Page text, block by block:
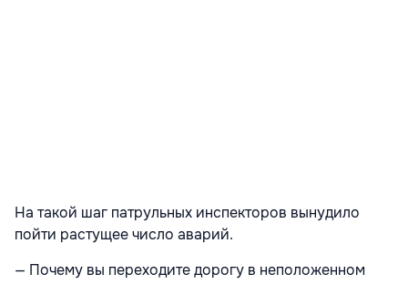
На такой шаг патрульных инспекторов вынудило
пойти растущее число аварий.
— Почему вы переходите дорогу в неположенном